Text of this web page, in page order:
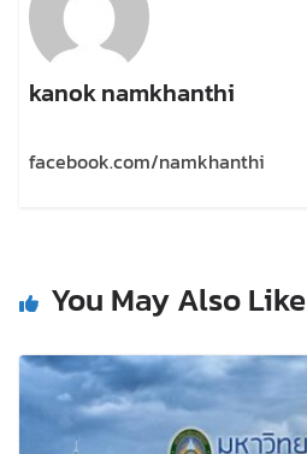
kanok namkhanthi
facebook.com/namkhanthi
You May Also Like